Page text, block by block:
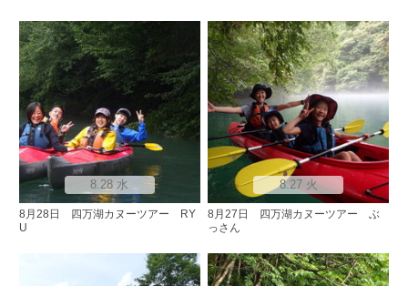
8.28 水
8月28日 四万湖カヌーツアー RY
U
8.27 火
8月27日 四万湖カヌーツアー ぶ
っさん